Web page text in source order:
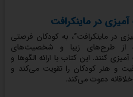
در ماینکرافت
در ماینکرافت”، به کودکان فرصتی
از طرح‌های زیبا و شخصیت‌های
کنند. این کتاب با ارائه الگوها و
و هنر کودکان را تقویت می‌کند و
دعوت می‌کند.